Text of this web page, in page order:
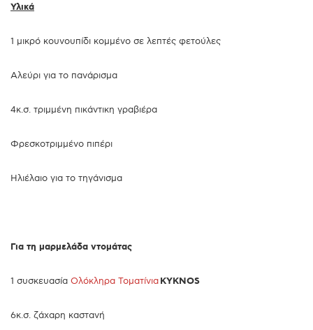
Υλικά
1 μικρό κουνουπίδι κομμένο σε λεπτές φετούλες
Αλεύρι για το πανάρισμα
4κ.σ. τριμμένη πικάντικη γραβιέρα
Φρεσκοτριμμένο πιπέρι
Ηλιέλαιο για το τηγάνισμα
Για τη μαρμελάδα ντομάτας
1 συσκευασία Ολόκληρα ΤοματίνιαKYKNOS
6κ.σ. ζάχαρη καστανή